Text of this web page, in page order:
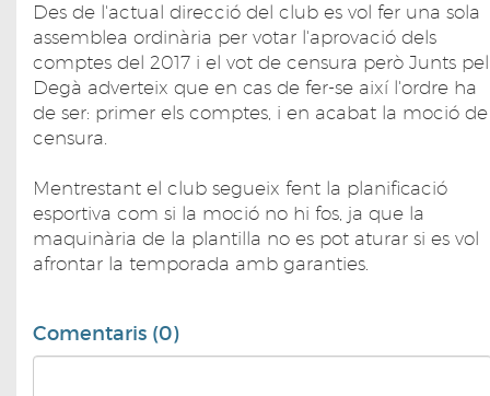
Des de l'actual direcció del club es vol fer una sola
assemblea ordinària per votar l'aprovació dels
comptes del 2017 i el vot de censura però Junts pel
Degà adverteix que en cas de fer-se així l'ordre ha
de ser: primer els comptes, i en acabat la moció de
censura.
Mentrestant el club segueix fent la planificació
esportiva com si la moció no hi fos, ja que la
maquinària de la plantilla no es pot aturar si es vol
afrontar la temporada amb garanties.
Comentaris (0)